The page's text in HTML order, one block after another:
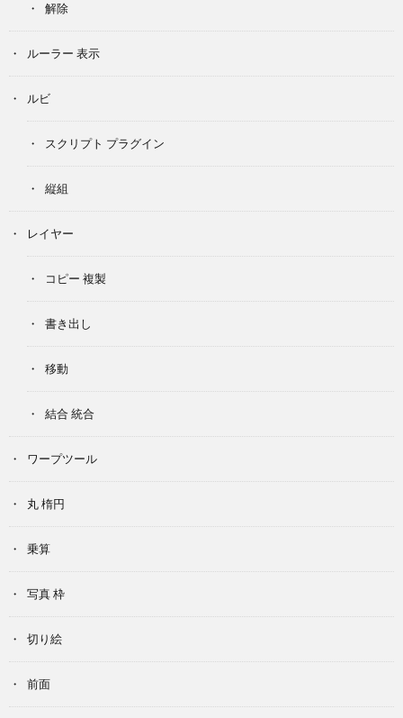
解除
ルーラー 表示
ルビ
スクリプト プラグイン
縦組
レイヤー
コピー 複製
書き出し
移動
結合 統合
ワープツール
丸 楕円
乗算
写真 枠
切り絵
前面